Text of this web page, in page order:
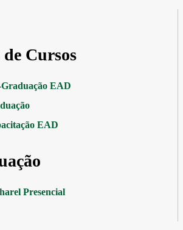
Cursos
Graduação EAD
EAD
Presencial